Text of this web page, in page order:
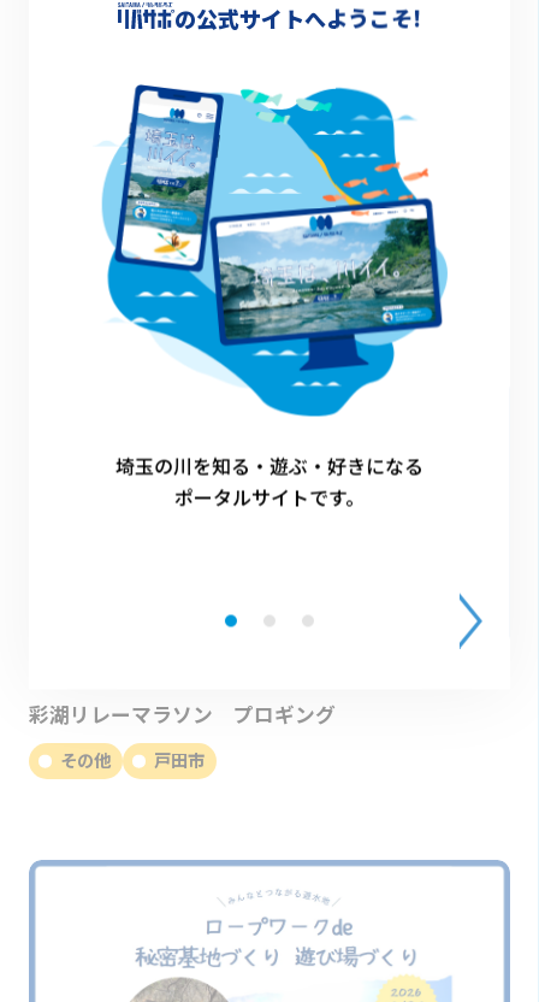
清掃活動
その他のイベント
彩湖リレーマラソン プロギング
その他 戸田市
の公式サイトへようこそ!
埼玉の川を知る・遊ぶ・好きになる
ポータルサイトです。